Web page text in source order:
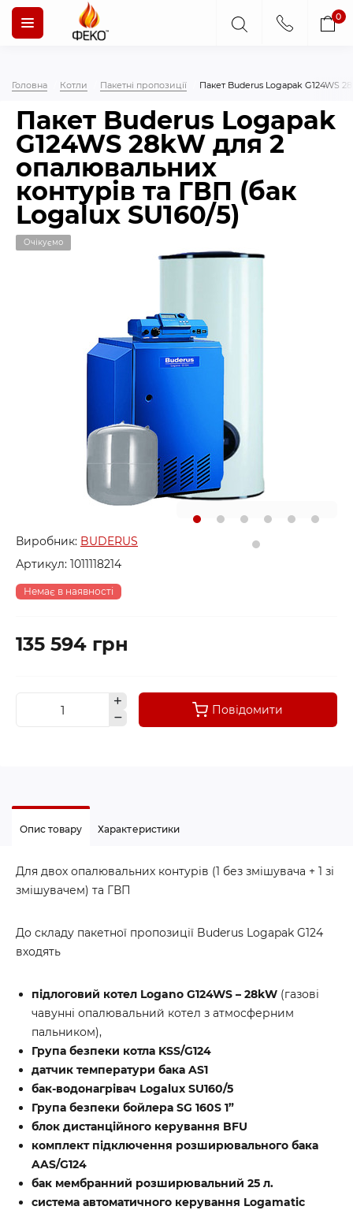
0
Головна Котли Пакетні пропозиції Пакет Buderus Logapak G124WS
Пакет Buderus Logapak
G124WS 28kW для 2
опалювальних
контурів та ГВП (бак
Logalux SU160/5)
Очікуємо
Виробник: BUDERUS
Артикул: 1011118214
Немає в наявності
135 594 грн
Повідомити
Опис товару Характеристики
Для двох опалювальних контурів (1 без змішувача + 1 зі
змішувачем) та ГВП
До складу пакетної пропозиції Buderus Logapak G124
входять
підлоговий котел Logano G124WS – 28kW (газові
чавунні опалювальний котел з атмосферним
пальником),
Група безпеки котла KSS/G124
датчик температури бака AS1
бак-водонагрівач Logalux SU160/5
Група безпеки бойлера SG 160S 1”
блок дистанційного керування BFU
комплект підключення розширювального бака
AAS/G124
бак мембранний розширювальний 25 л.
система автоматичного керування Logamatic